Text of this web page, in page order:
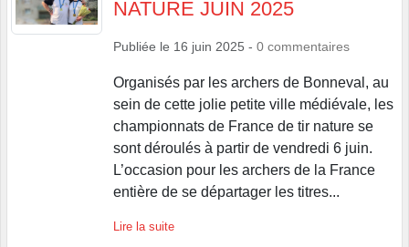
NATURE JUIN 2025
Publiée le 16 juin 2025 - 0 commentaires
Organisés par les archers de Bonneval, au
sein de cette jolie petite ville médiévale, les
championnats de France de tir nature se
sont déroulés à partir de vendredi 6 juin.
L’occasion pour les archers de la France
entière de se départager les titres...
Lire la suite